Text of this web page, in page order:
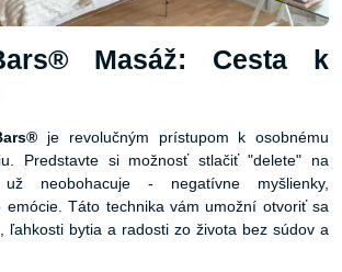
Masáž: Cesta k
je revolučným prístupom k osobnému
Predstavte si možnosť stlačiť "delete" na
neobohacuje - negatívne myšlienky,
emócie. Táto technika vám umožní otvoriť sa
ľahkosti bytia a radosti zo života bez súdov a